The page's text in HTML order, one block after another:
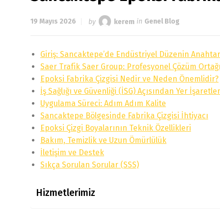
19 Mayıs 2026 by kerem in Genel Blog
Giriş: Sancaktepe’de Endüstriyel Düzenin
Saer Trafik Saer Group: Profesyonel Çözüm
Epoksi Fabrika Çizgisi Nedir ve Neden Önemlidir?
İş Sağlığı ve Güvenliği (İSG) Açısından Yer
Uygulama Süreci: Adım Adım Kalite
Sancaktepe Bölgesinde Fabrika Çizgisi İhtiyacı
Epoksi Çizgi Boyalarının Teknik Özellikleri
Bakım, Temizlik ve Uzun Ömürlülük
İletişim ve Destek
Sıkça Sorulan Sorular (SSS)
Hizmetlerimiz